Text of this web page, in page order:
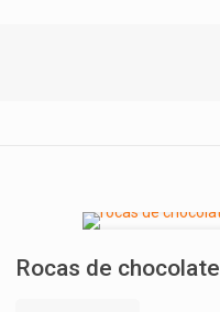
Rocas de chocolate